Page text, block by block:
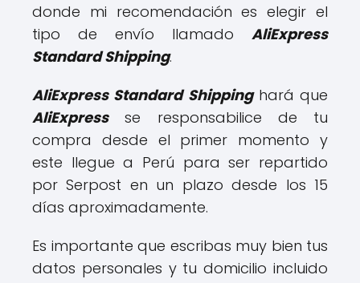
donde mi recomendación es elegir el
tipo de envío llamado AliExpress
Standard Shipping.
AliExpress Standard Shippinghará que
AliExpressse responsabilice de tu
compra desde el primer momento y
este llegue a Perú para ser repartido
por Serpost en un plazo desde los 15
días aproximadamente.
Es importante que escribas muy bien tus
datos personales y tu domicilio incluido